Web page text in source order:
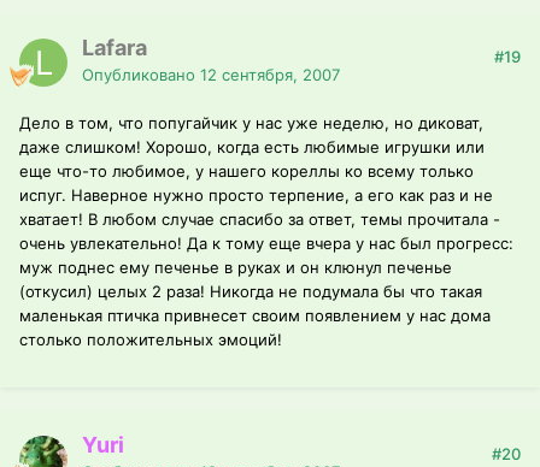
Lafara
Опубликовано 12 сентября, 2007
#19
Дело в том, что попугайчик у нас уже неделю, но диковат,
даже слишком! Хорошо, когда есть любимые игрушки или
еще что-то любимое, у нашего кореллы ко всему только
испуг. Наверное нужно просто терпение, а его как раз и не
хватает! В любом случае спасибо за ответ, темы прочитала -
очень увлекательно! Да к тому еще вчера у нас был прогресс:
муж поднес ему печенье в руках и он клюнул печенье
(откусил) целых 2 раза! Никогда не подумала бы что такая
маленькая птичка привнесет своим появлением у нас дома
столько положительных эмоций!
Yuri #20